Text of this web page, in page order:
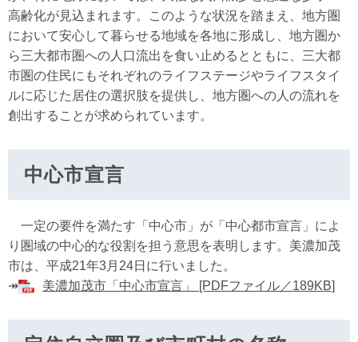
高齢化が見込まれます。このような状況を踏まえ、地方圏
において安心して暮らせる地域を各地に形成し、地方圏か
ら三大都市圏への人口流出を食い止めるとともに、三大都
市圏の住民にもそれぞれのライフステージやライフスタイ
ルに応じた居住の選択肢を提供し、地方圏への人の流れを
創出することが求められています。
中心市宣言
一定の要件を満たす「中心市」が「中心都市宣言」によ
り圏域の中心的な役割を担う意思を表明します。美濃加茂
市は、平成21年3月24日に行いました。
↠
美濃加茂市「中心市宣言」 [PDFファイル／189KB]